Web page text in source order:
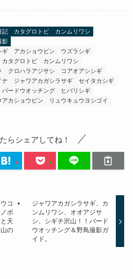
記 カタグロトビ
カンムリワシ
影
ギ アカショウビン
ウズラシギ
カタグロトビ
カンムリワシ
クロハラアジサシ
コアオアシシギ
ナ ジャワアカガシラサギ
セイタカシギ
バードウオッチング
ヒバリシギ
アカショウビン
リュウキュウヨシゴイ
らシェアしてね！
コ
ボ
天
の
ジャワアカガシラサギ、カ
ンムリワシ、オオアジサ
シ、シギチ沢山！！バード
ウオッチング＆野鳥撮影ガ
イド。